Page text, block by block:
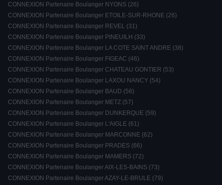
CONNEXION Partenaire Boulanger NYONS (26)
CONNEXION Partenaire Boulanger ETOILE-SUR-RHONE (26)
CONNEXION Partenaire Boulanger REVEL (31)
CONNEXION Partenaire Boulanger PINEUILH (33)
CONNEXION Partenaire Boulanger LA COTE SAINT ANDRE (38)
CONNEXION Partenaire Boulanger FIGEAC (46)
CONNEXION Partenaire Boulanger CHATEAU GONTIER (53)
CONNEXION Partenaire Boulanger LAXOU NANCY (54)
CONNEXION Partenaire Boulanger BAUD (56)
CONNEXION Partenaire Boulanger METZ (57)
CONNEXION Partenaire Boulanger DUNKERQUE (59)
CONNEXION Partenaire Boulanger L'AIGLE (61)
CONNEXION Partenaire Boulanger MARCONNE (62)
CONNEXION Partenaire Boulanger PRADES (66)
CONNEXION Partenaire Boulanger MAMERS (72)
CONNEXION Partenaire Boulanger AIX-LES-BAINS (73)
CONNEXION Partenaire Boulanger AZAY-LE-BRULE (79)